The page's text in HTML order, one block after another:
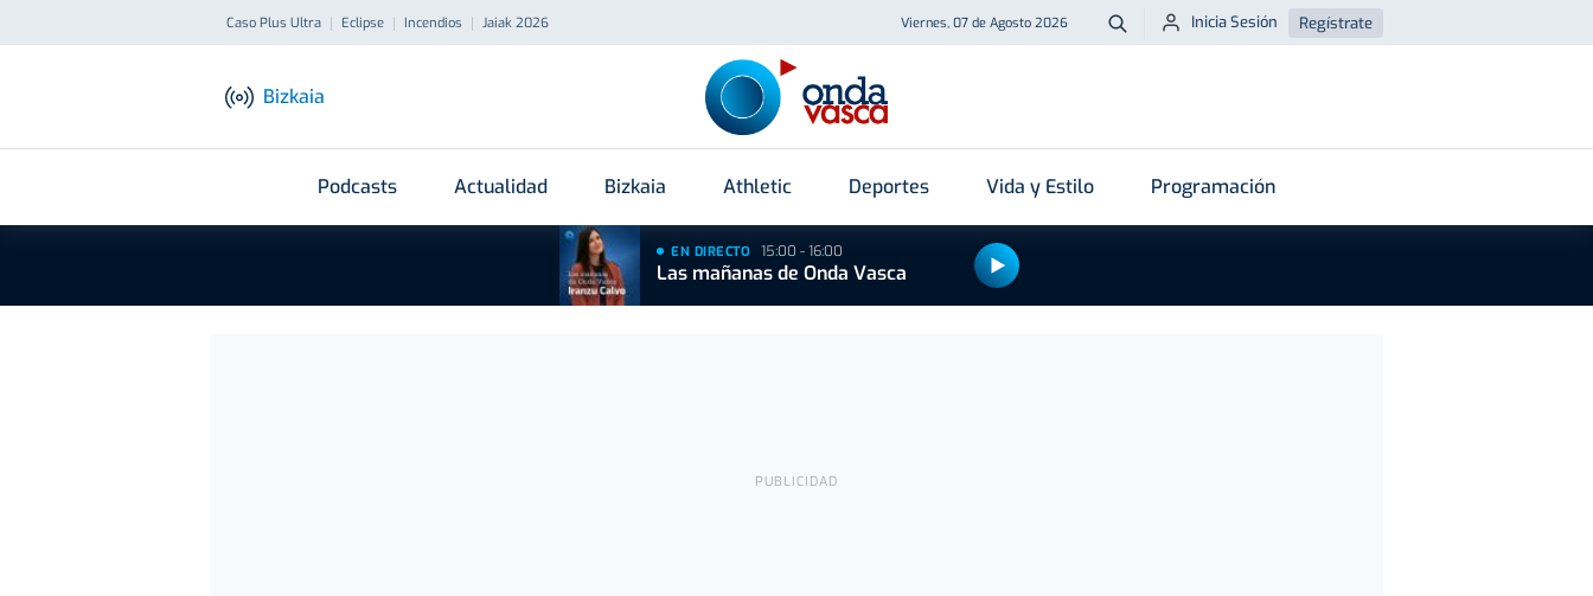
Caso Plus Ultra Eclipse Incendios Jaiak 2026 Viernes, 07 de Agosto 2026 Buscar
Inicia Sesión Regístrate
Bizkaia
Podcasts Actualidad Bizkaia Athletic Deportes Vida y Estilo Programación
EN DIRECTO 15:00 - 16:00
Las mañanas de Onda Vasca